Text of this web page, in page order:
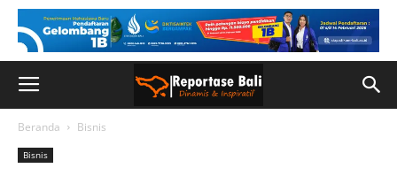
Beranda Bisnis
Bisnis